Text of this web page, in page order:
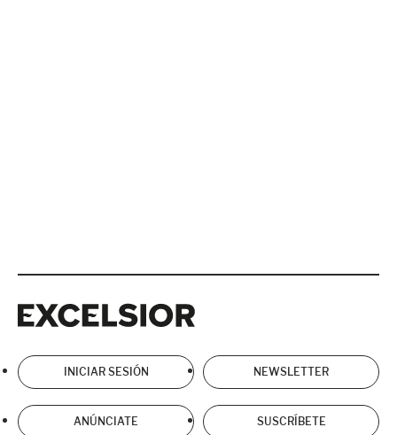
INICIAR SESIÓN NEWSLETTER
ANÚNCIATE SUSCRÍBETE